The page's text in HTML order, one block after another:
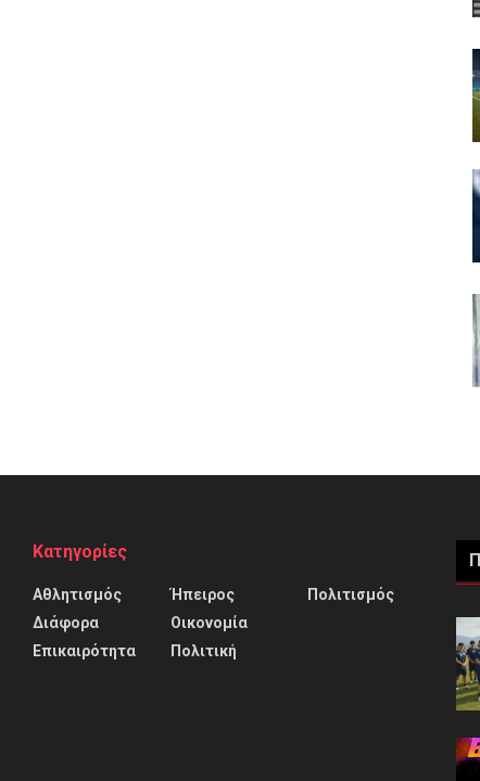
Κατηγορίες
Αθλητισμός
Διάφορα
Επικαιρότητα
Ήπειρος
Οικονομία
Πολιτική
Πολιτισμός